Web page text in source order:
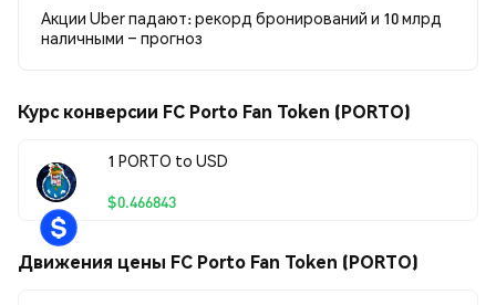
Акции Uber падают: рекорд бронирований и 10 млрд
наличными – прогноз
Курс конверсии FC Porto Fan Token (PORTO)
1 PORTO to USD
$0.466843
Движения цены FC Porto Fan Token (PORTO)